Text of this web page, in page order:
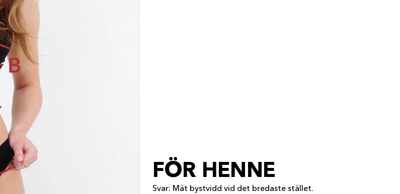
FÖR HENNE
Svar: Mät bystvidd vid det bredaste stället.